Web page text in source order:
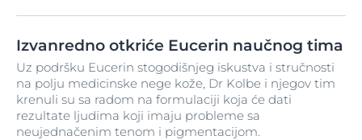
Izvanredno otkriće Eucerin naučnog tima
Uz podršku Eucerin stogodišnjeg iskustva i stručnosti
na polju medicinske nege kože, Dr Kolbe i njegov tim
krenuli su sa radom na formulaciji koja će dati
rezultate ljudima koji imaju probleme sa
neujednačenim tenom i pigmentacijom.